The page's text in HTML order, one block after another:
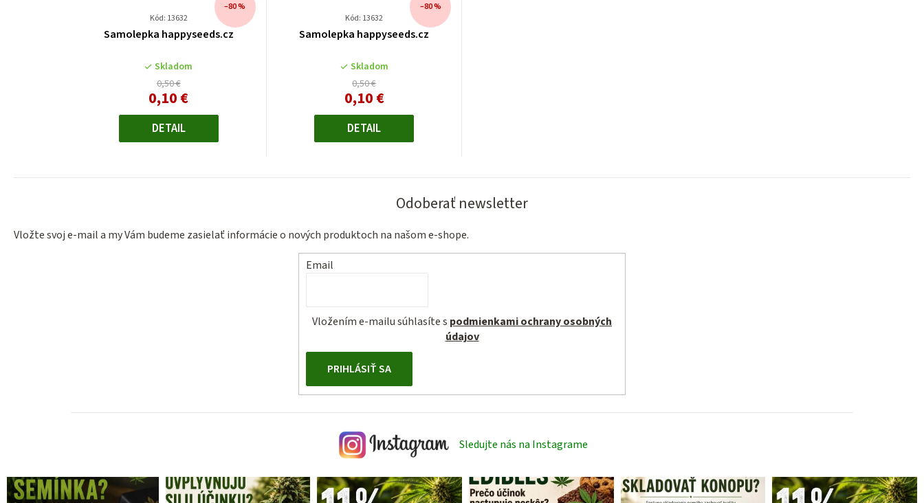
Kód: 13632
Samolepka happyseeds.cz
Skladom
0,50 €
–80 %
0,10 €
DETAIL
Kód: 13632
Samolepka happyseeds.cz
Skladom
0,50 €
–80 %
0,10 €Jednotková
DETAIL
Odoberať newsletter
Vložte svoj e-mail a my Vám budeme zasielať informácie o nových produktoch na našom e-shope.
Email
Vložením e-mailu súhlasíte s podmienkami ochrany osobných
údajov
PRIHLÁSIŤ SA
Sledujte nás na Instagrame